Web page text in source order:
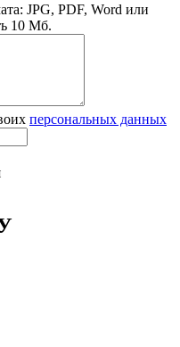
JPG, PDF, Word или
10 Мб.
персональных данных